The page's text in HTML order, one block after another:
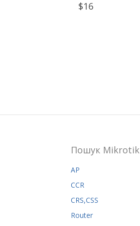
$16
Пошук Mikrotik
AP
CCR
CRS,CSS
Router